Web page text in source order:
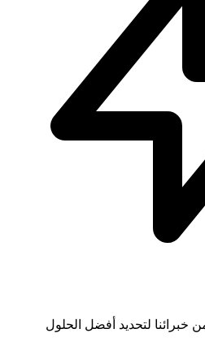
لتحديد أفضل الحلول